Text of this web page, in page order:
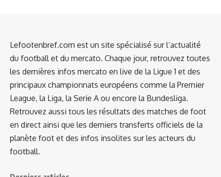
Lefootenbref.com est un site spécialisé sur l’actualité
du football et du mercato. Chaque jour, retrouvez toutes
les dernières infos mercato en live de la Ligue 1 et des
principaux championnats européens comme la Premier
League, la Liga, la Serie A ou encore la Bundesliga.
Retrouvez aussi tous les résultats des matches de foot
en direct ainsi que les derniers transferts officiels de la
planète foot et des infos insolites sur les acteurs du
football.